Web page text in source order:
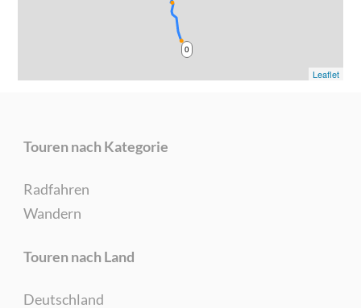
0
Leaflet
Touren nach Kategorie
Radfahren
Wandern
Touren nach Land
Deutschland